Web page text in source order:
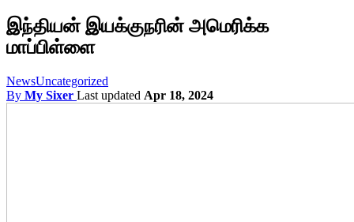
இந்தியன் இயக்குநரின் அமெரிக்க
மாப்பிள்ளை
NewsUncategorized
By My Sixer Last updated Apr 18, 2024